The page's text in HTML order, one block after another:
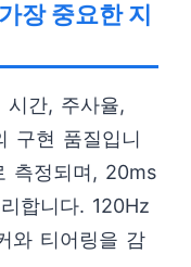
장 중요한 지
시간, 주사율,
구현 품질입니
측정되며, 20ms
합니다. 120Hz
와 티어링을 감